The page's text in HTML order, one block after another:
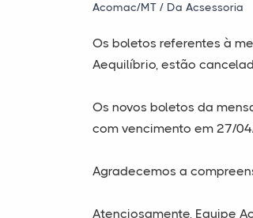
Acomac/MT / Da Acsessoria
Os boletos referentes à
Aequilíbrio, estão
Os novos boletos da
com vencimento em 27/
Agradecemos a
Atenciosamente, Equipe